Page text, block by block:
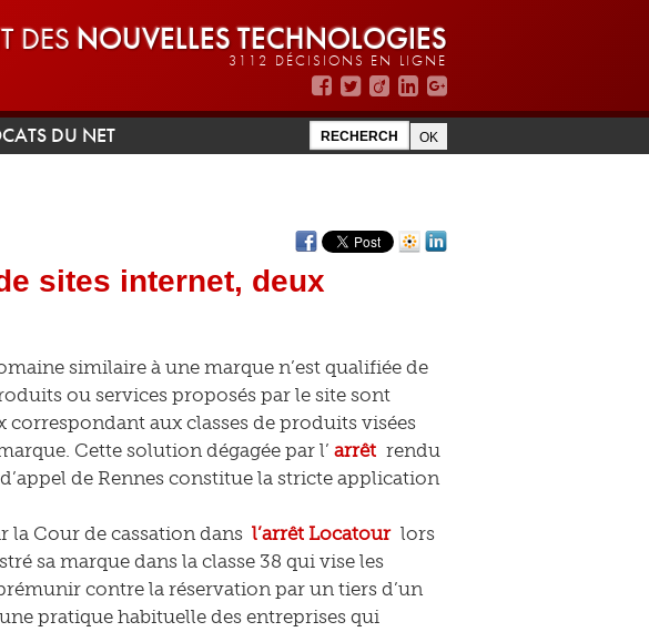
DES NOUVELLES TECHNOLOGIES
3112 DÉCISIONS EN LIGNE
DU NET
sites internet, deux
similaire à une marque n’est qualifiée de
ou services proposés par le site sont
aux classes de produits visées
Cette solution dégagée par l’ arrêt rendu
de Rennes constitue la stricte application
la Cour de cassation dans l’arrêt Locatour lors
sa marque dans la classe 38 qui vise les
contre la réservation par un tiers d’un
pratique habituelle des entreprises qui